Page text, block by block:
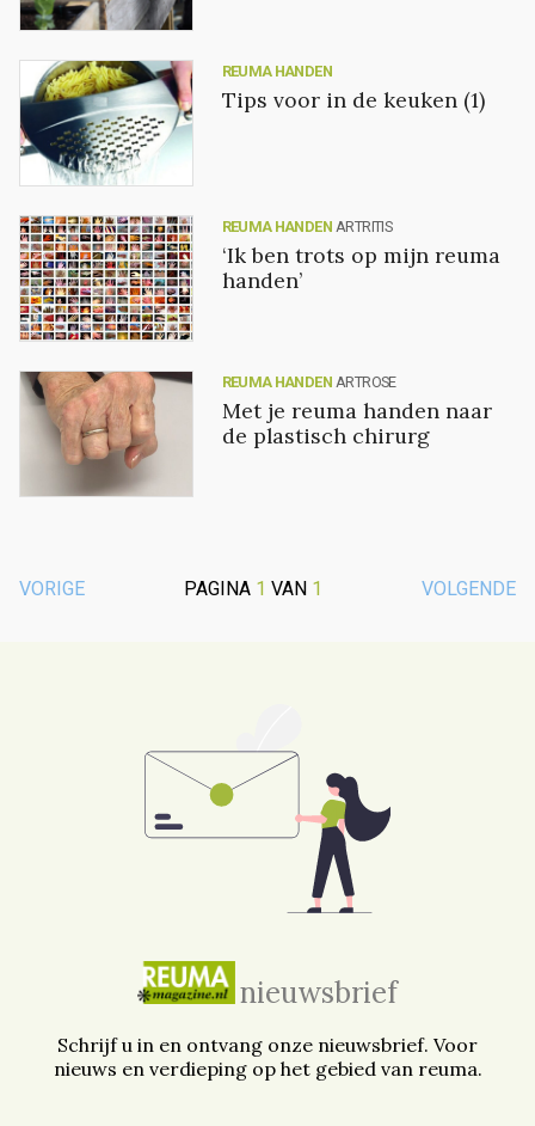
REUMA HANDEN
Tips voor in de keuken (1)
REUMA HANDEN ARTRITIS
‘Ik ben trots op mijn reuma
handen’
REUMA HANDEN ARTROSE
Met je reuma handen naar
de plastisch chirurg
VORIGE PAGINA 1 VAN 1 VOLGENDE
nieuwsbrief
Schrijf u in en ontvang onze nieuwsbrief. Voor
nieuws en verdieping op het gebied van reuma.